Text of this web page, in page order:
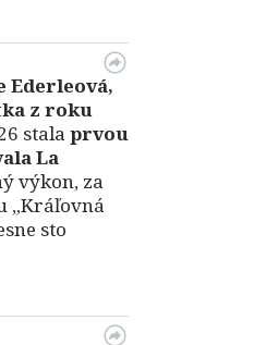
Ederleová,
z roku
stala prvou
La
výkon, za
„Kráľovná
sto